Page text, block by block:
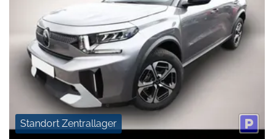
Standort Zentrallager